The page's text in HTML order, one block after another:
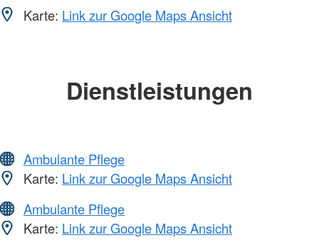
Karte: Link zur Google Maps Ansicht
Dienstleistungen
Ambulante Pflege
Karte: Link zur Google Maps Ansicht
Ambulante Pflege
Karte: Link zur Google Maps Ansicht